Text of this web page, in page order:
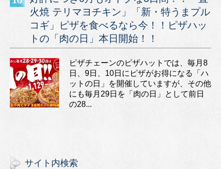
火焼 テリマヨチキン」「新・特うまプル
コギ」ピザを食べるなら今！！ピザハッ
トの「肉の日」本日開始！！
ピザチェーンのピザハットでは、毎月8
日、9日、10日にピザがお得になる「ハ
ットの日」を開催していますが、その他
にも毎月29日を「肉の日」として前日
の28...
サイト内検索